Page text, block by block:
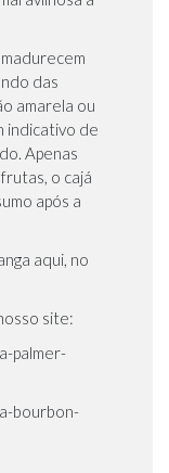
das
amarela ou
indicativo de
Apenas
o cajá
após a
aqui, no
site:
palmer-
bourbon-